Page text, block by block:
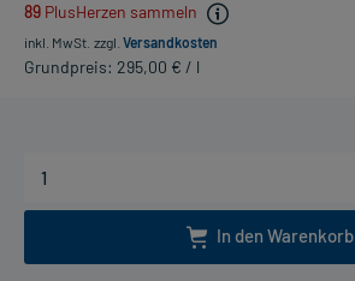
89 PlusHerzen sammeln
inkl. MwSt. zzgl. Versandkosten
Grundpreis: 295,00 € / l
In den Warenkorb